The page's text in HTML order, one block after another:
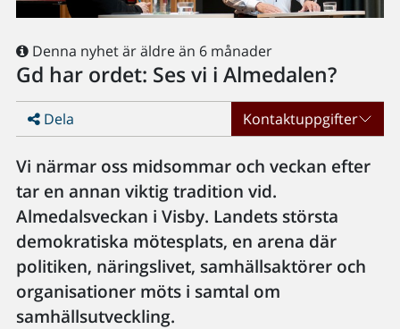
Denna nyhet är äldre än 6 månader
Gd har ordet: Ses vi i Almedalen?
Dela Kontaktuppgifter
Vi närmar oss midsommar och veckan efter
tar en annan viktig tradition vid.
Almedalsveckan i Visby. Landets största
demokratiska mötesplats, en arena där
politiken, näringslivet, samhällsaktörer och
organisationer möts i samtal om
samhällsutveckling.